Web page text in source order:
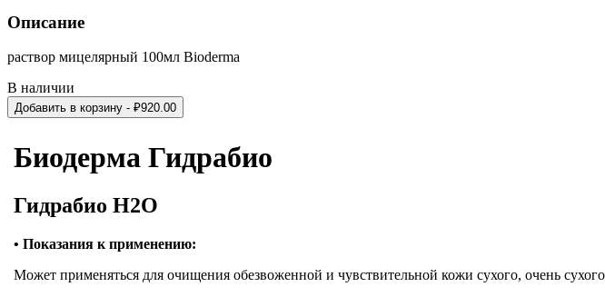
Описание
раствор мицелярный 100мл Bioderma
В наличии
Добавить в корзину - ₽920.00
Биодерма Гидрабио
Гидрабио H2O
• Показания к применению:
Может применяться для очищения обезвоженной и чувствительной кожи сухого, очень